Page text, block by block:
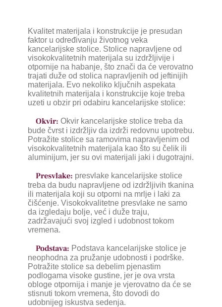
Kvalitet materijala i konstrukcije je presudan
faktor u određivanju životnog veka
kancelarijske stolice. Stolice napravljene od
visokokvalitetnih materijala su izdržljivije i
otpornije na habanje, što znači da će verovatno
trajati duže od stolica napravljenih od jeftinijih
materijala. Evo nekoliko ključnih aspekata
kvalitetnih materijala i konstrukcije koje treba
uzeti u obzir pri odabiru kancelarijske stolice:
Okvir: Okvir kancelarijske stolice treba da
bude čvrst i izdržljiv da izdrži redovnu upotrebu.
Potražite stolice sa ramovima napravljenim od
visokokvalitetnih materijala kao što su čelik ili
aluminijum, jer su ovi materijali jaki i dugotrajni.
Presvlake: presvlake kancelarijske stolice
treba da budu napravljene od izdržljivih tkanina
ili materijala koji su otporni na mrlje i laki za
čišćenje. Visokokvalitetne presvlake ne samo
da izgledaju bolje, već i duže traju,
zadržavajući svoj izgled i udobnost tokom
vremena.
Podstava: Podstava kancelarijske stolice je
neophodna za pružanje udobnosti i podrške.
Potražite stolice sa debelim pjenastim
podlogama visoke gustine, jer je ova vrsta
obloge otpornija i manje je vjerovatno da će se
stisnuti tokom vremena, što dovodi do
udobnijeg iskustva sedenja.